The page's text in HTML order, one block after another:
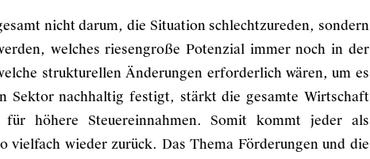
nicht darum, die Situation schlechtzureden, sondern
welches riesengroße Potenzial immer noch in der
strukturellen Änderungen erforderlich wären, um es
Sektor nachhaltig festigt, stärkt die gesamte Wirtschaft
höhere Steuereinnahmen. Somit kommt jeder als
vielfach wieder zurück. Das Thema Förderungen und die